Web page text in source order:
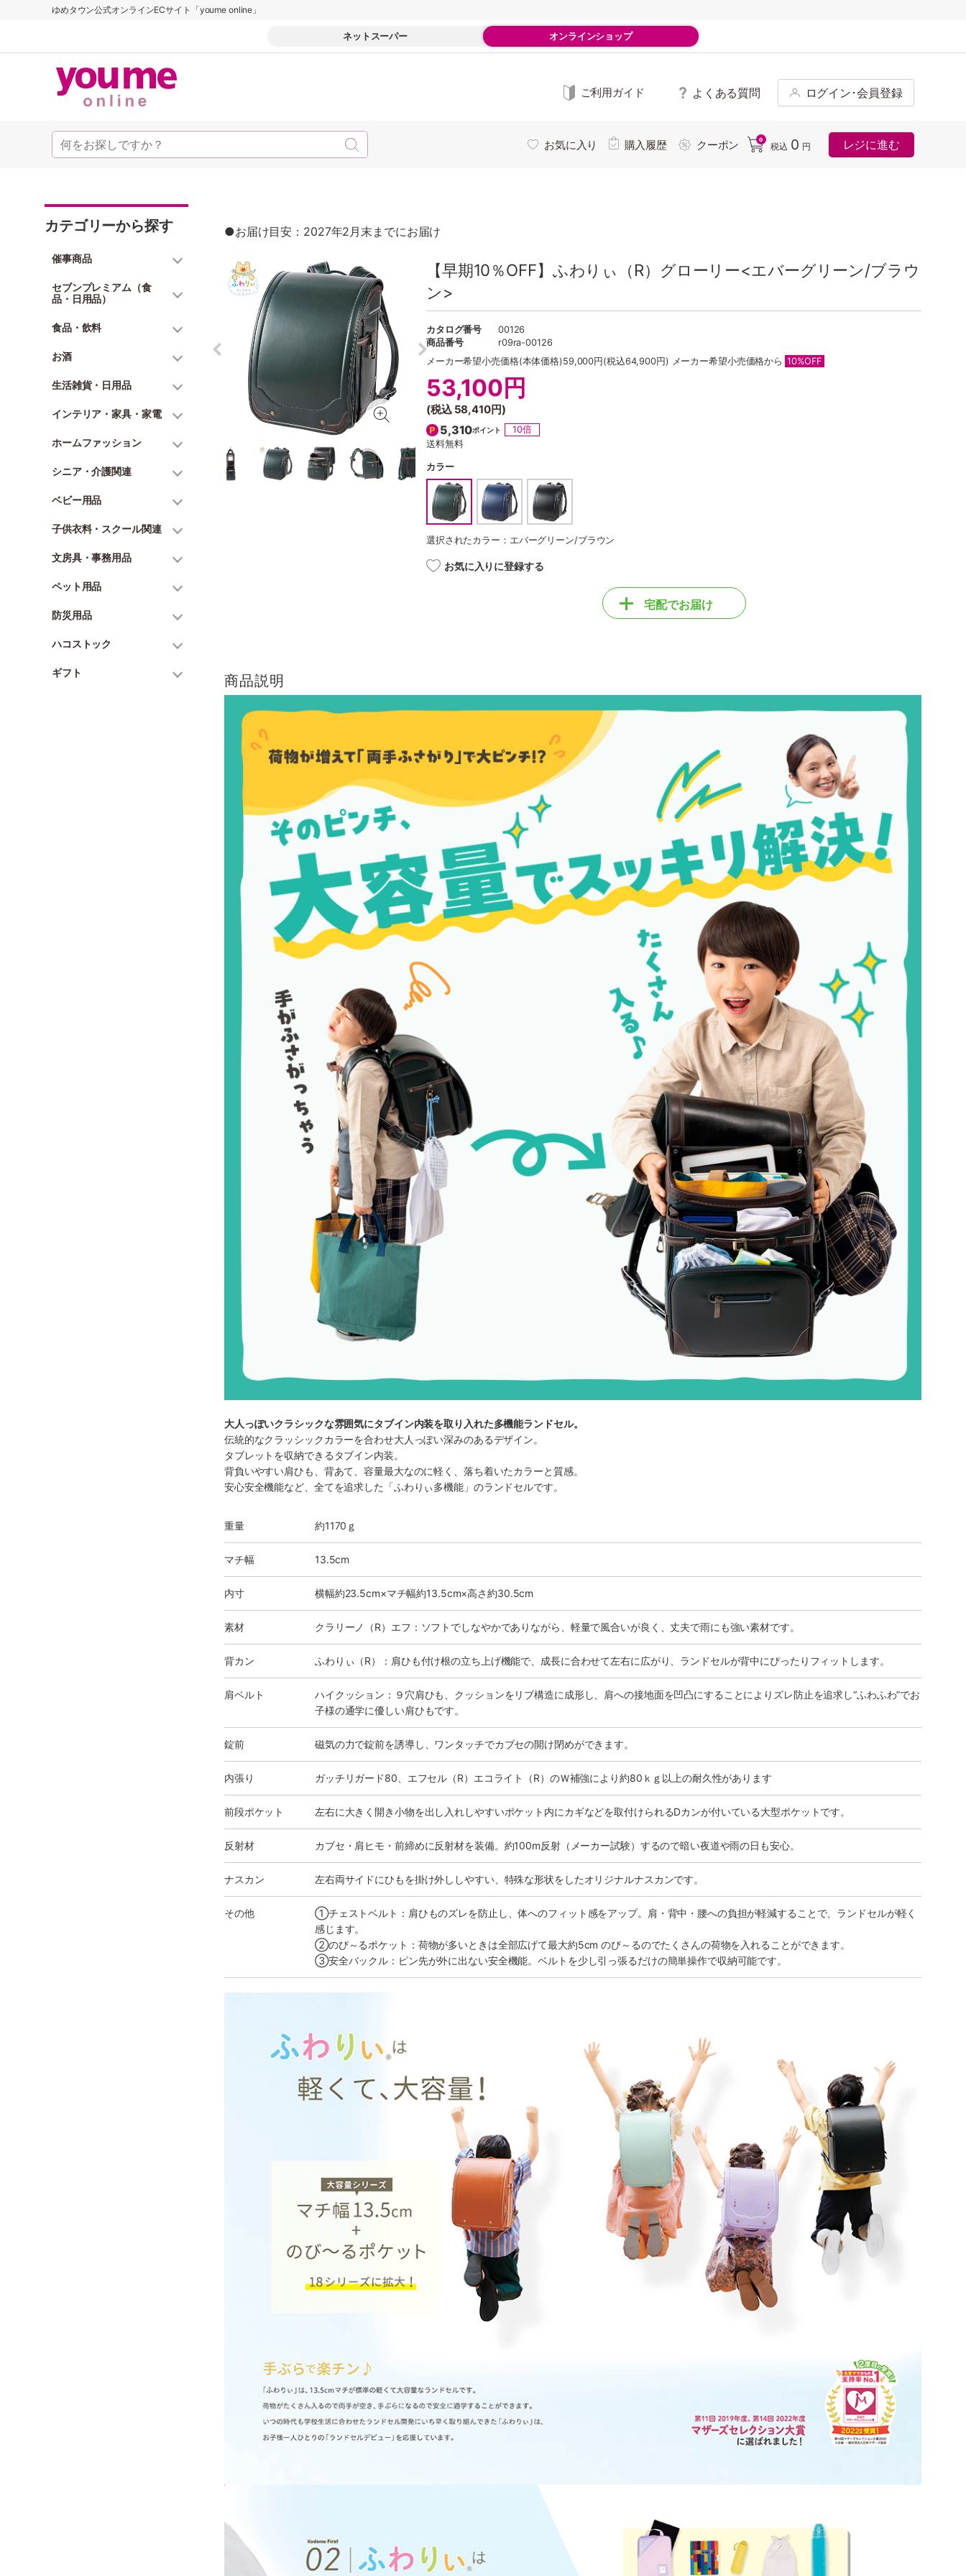
ゆめタウン公式オンラインECサイト「youme online」
ネットスーパー オンラインショップ
ご利用ガイド よくある質問 ログイン･会員登録
お気に入り 購入履歴 クーポン 0
税込 0 円 レジに進む
カテゴリーから探す
催事商品
セブンプレミアム（食
品・日用品）
食品・飲料
お酒
生活雑貨・日用品
インテリア・家具・家電
ホームファッション
シニア・介護関連
ベビー用品
子供衣料・スクール関連
文房具・事務用品
ペット用品
防災用品
ハコストック
ギフト
●お届け目安：2027年2月末までにお届け
【早期10％OFF】ふわりぃ（R）グローリー<エバーグリーン/ブラウ
ン>
カタログ番号
00126
商品番号
r09ra-00126
メーカー希望小売価格(本体価格)59,000円(税込64,900円) メーカー希望小売価格から 10%OFF
53,100円
(税込 58,410円)
5,310ポイント
10倍
送料無料
カラー
選択されたカラー：エバーグリーン/ブラウン
お気に入りに登録する
宅配でお届け
商品説明
大人っぽいクラシックな雰囲気にタブイン内装を取り入れた多機能ランドセル。
伝統的なクラッシックカラーを合わせ大人っぽい深みのあるデザイン。
タブレットを収納できるタブイン内装。
背負いやすい肩ひも、背あて、容量最大なのに軽く、落ち着いたカラーと質感。
安心安全機能など、全てを追求した「ふわりぃ多機能」のランドセルです。
重量 約1170ｇ
マチ幅 13.5cm
内寸 横幅約23.5cm×マチ幅約13.5cm×高さ約30.5cm
素材 クラリーノ（R）エフ：ソフトでしなやかでありながら、軽量で風合いが良く、丈夫で雨にも強い素材です。
背カン ふわりぃ（R）：肩ひも付け根の立ち上げ機能で、成長に合わせて左右に広がり、ランドセルが背中にぴったりフィットします。
肩ベルト
ハイクッション：９穴肩ひも、クッションをリブ構造に成形し、肩への接地面を凹凸にすることによりズレ防止を追求し“ふわふわ”でお
子様の通学に優しい肩ひもです。
錠前 磁気の力で錠前を誘導し、ワンタッチでカブセの開け閉めができます。
内張り ガッチリガード80、エフセル（R）エコライト（R）のＷ補強により約80ｋｇ以上の耐久性があります
前段ポケット 左右に大きく開き小物を出し入れしやすいポケット内にカギなどを取付けられるDカンが付いている大型ポケットです。
反射材 カブセ・肩ヒモ・前締めに反射材を装備。約100m反射（メーカー試験）するので暗い夜道や雨の日も安心。
ナスカン 左右両サイドにひもを掛け外ししやすい、特殊な形状をしたオリジナルナスカンです。
その他
①チェストベルト：肩ひものズレを防止し、体へのフィット感をアップ。肩・背中・腰への負担が軽減することで、ランドセルが軽く
感じます。
②のび～るポケット：荷物が多いときは全部広げて最大約5cm のび～るのでたくさんの荷物を入れることができます。
③安全バックル：ピン先が外に出ない安全機能。ベルトを少し引っ張るだけの簡単操作で収納可能です。